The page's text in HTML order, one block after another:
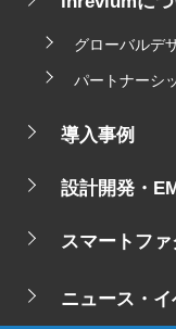
グローバルデ
パートナーシ
導入事例
設計開発・
スマートフ
ニュース・イ